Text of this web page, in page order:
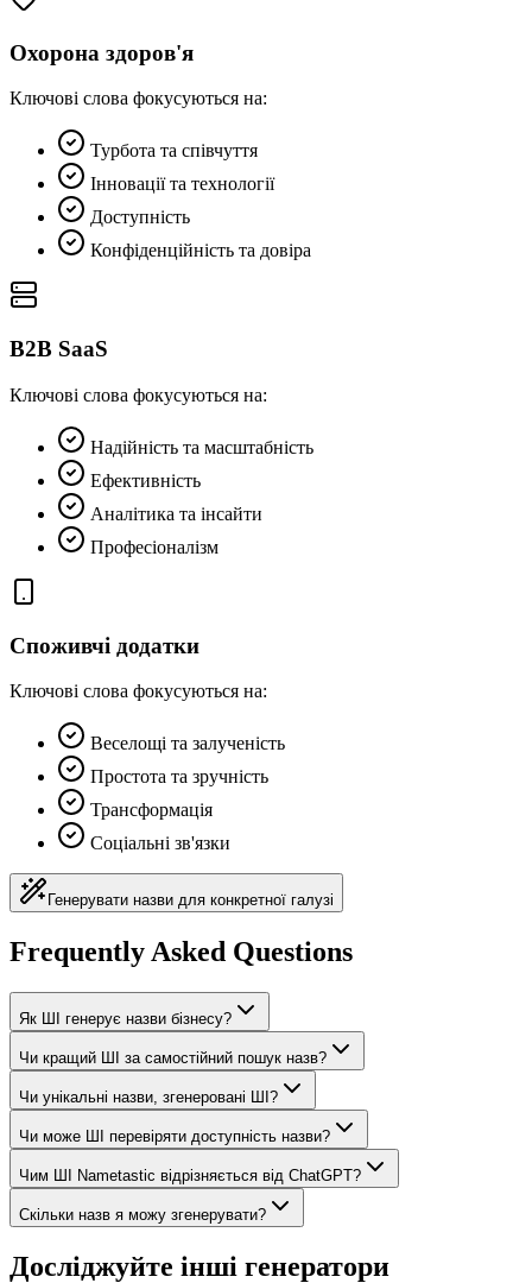
Охорона здоров'я
Ключові слова фокусуються на:
Турбота та співчуття
Інновації та технології
Доступність
Конфіденційність та довіра
B2B SaaS
Ключові слова фокусуються на:
Надійність та масштабність
Ефективність
Аналітика та інсайти
Професіоналізм
Споживчі додатки
Ключові слова фокусуються на:
Веселощі та залученість
Простота та зручність
Трансформація
Соціальні зв'язки
Генерувати назви для конкретної галузі
Frequently Asked Questions
Як ШІ генерує назви бізнесу?
Чи кращий ШІ за самостійний пошук назв?
Чи унікальні назви, згенеровані ШІ?
Чи може ШІ перевіряти доступність назви?
Чим ШІ Nametastic відрізняється від ChatGPT?
Скільки назв я можу згенерувати?
Досліджуйте інші генератори